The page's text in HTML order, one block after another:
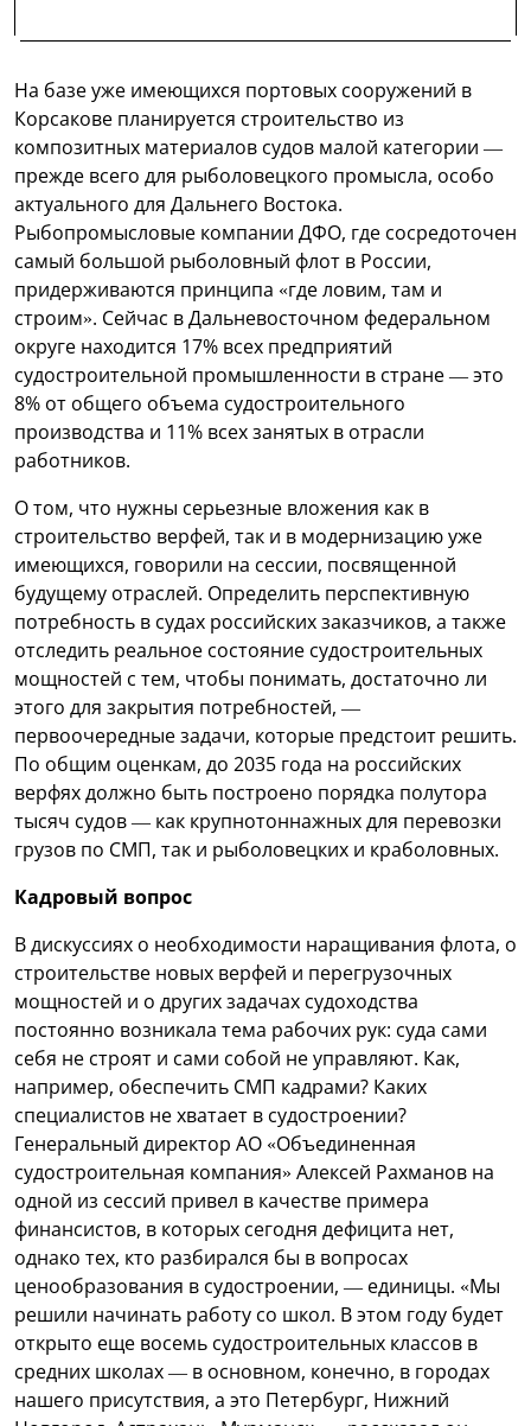
На базе уже имеющихся портовых сооружений в
Корсакове планируется строительство из
композитных материалов судов малой категории —
прежде всего для рыболовецкого промысла, особо
актуального для Дальнего Востока.
Рыбопромысловые компании ДФО, где сосредоточен
самый большой рыболовный флот в России,
придерживаются принципа «где ловим, там и
строим». Сейчас в Дальневосточном федеральном
округе находится 17% всех предприятий
судостроительной промышленности в стране — это
8% от общего объема судостроительного
производства и 11% всех занятых в отрасли
работников.
О том, что нужны серьезные вложения как в
строительство верфей, так и в модернизацию уже
имеющихся, говорили на сессии, посвященной
будущему отраслей. Определить перспективную
потребность в судах российских заказчиков, а также
отследить реальное состояние судостроительных
мощностей с тем, чтобы понимать, достаточно ли
этого для закрытия потребностей, —
первоочередные задачи, которые предстоит решить.
По общим оценкам, до 2035 года на российских
верфях должно быть построено порядка полутора
тысяч судов — как крупнотоннажных для перевозки
грузов по СМП, так и рыболовецких и краболовных.
Кадровый вопрос
В дискуссиях о необходимости наращивания флота, о
строительстве новых верфей и перегрузочных
мощностей и о других задачах судоходства
постоянно возникала тема рабочих рук: суда сами
себя не строят и сами собой не управляют. Как,
например, обеспечить СМП кадрами? Каких
специалистов не хватает в судостроении?
Генеральный директор АО «Объединенная
судостроительная компания» Алексей Рахманов на
одной из сессий привел в качестве примера
финансистов, в которых сегодня дефицита нет,
однако тех, кто разбирался бы в вопросах
ценообразования в судостроении, — единицы. «Мы
решили начинать работу со школ. В этом году будет
открыто еще восемь судостроительных классов в
средних школах — в основном, конечно, в городах
нашего присутствия, а это Петербург, Нижний